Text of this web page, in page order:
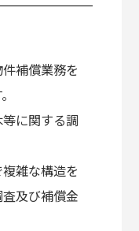
補償業務を
に関する調
雑な構造を
及び補償金